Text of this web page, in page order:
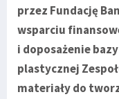
przez Fundację
wsparciu
i doposażenie
plastycznej
materiały do